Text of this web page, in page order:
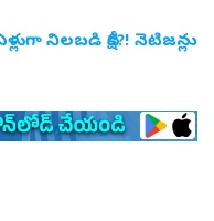
నిలబడి దీక్ష?! నెటిజన్లు